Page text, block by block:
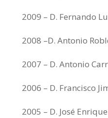
2009 – D. Fernando
2008 –D. Antonio
2007 – D. Antonio
2006 – D. Francisco
2005 – D. José